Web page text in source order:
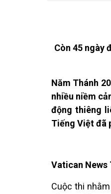
Còn 45 ngày
Năm Thánh
nhiều niềm
động thiêng
Tiếng Việt đã
Vatican News
Cuộc thi